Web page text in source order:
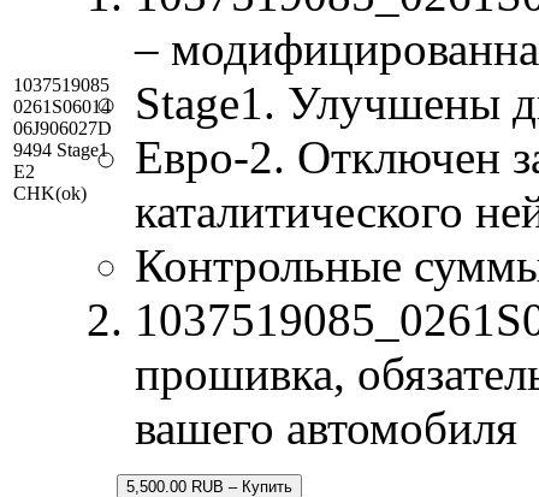
1037519085
0261S06014
06J906027D
9494 Stage1
E2
CHK(ok)
–
Stage1. Улучшены
Евро-2. Отключен
каталитического
Контрольные
прошивка,
вашего автомобиля
5,500.00 RUB – Купить